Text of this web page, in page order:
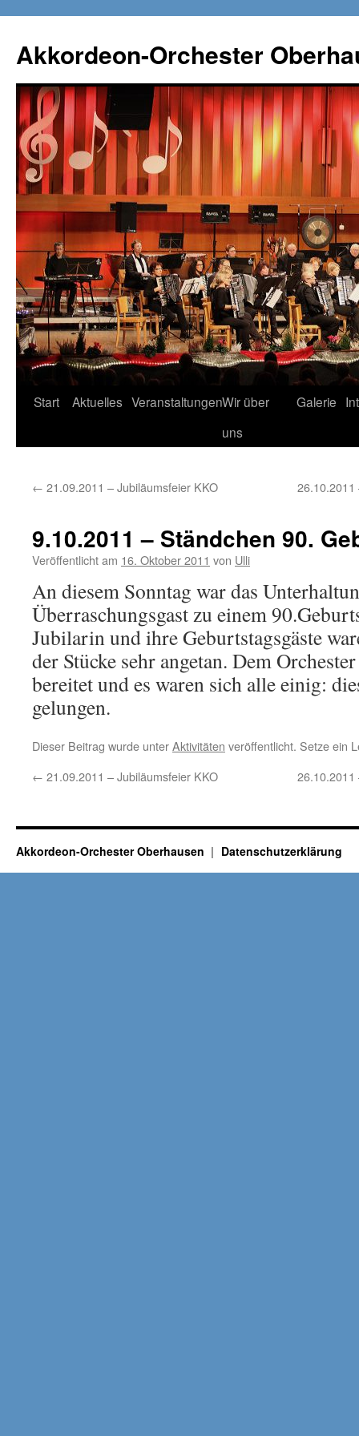
springen
Akkordeon-Orchester
Start Aktuelles VeranstaltungenWir über
uns
Galerie
← 21.09.2011 – Jubiläumsfeier KKO
9.10.2011 – Ständchen 90.
Veröffentlicht am 16. Oktober 2011 von Ulli
An diesem Sonntag war das
Überraschungsgast zu einem
Jubilarin und ihre Geburtstagsgäste
der Stücke sehr angetan. Dem
bereitet und es waren sich alle einig:
gelungen.
Dieser Beitrag wurde unterAktivitäten veröffentlicht. Setze ein
← 21.09.2011 – Jubiläumsfeier KKO
Akkordeon-Orchester Oberhausen Datenschutzerklärung